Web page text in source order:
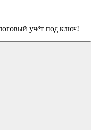
учёт под ключ!